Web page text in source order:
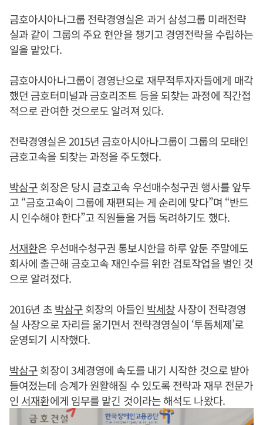
금호아시아나그룹 전략경영실은 과거 삼성그룹 미래전략
실과 같이 그룹의 주요 현안을 챙기고 경영전략을 수립하는
일을 맡았다.
금호아시아나그룹이 경영난으로 재무적투자자들에게 매각
했던 금호터미널과 금호리조트 등을 되찾는 과정에 직간접
적으로 관여한 것으로도 알려져 있다.
전략경영실은 2015년 금호아시아나그룹이 그룹의 모태인
금호고속을 되찾는 과정을 주도했다.
박삼구회장은 당시 금호고속 우선매수청구권 행사를 앞두
고 “금호고속이 그룹에 재편되는 게 순리에 맞다”며 “반드
시 인수해야 한다”고 직원들을 거듭 독려하기도 했다.
서재환은 우선매수청구권 통보시한을 하루 앞둔 주말에도
회사에 출근해 금호고속 재인수를 위한 검토작업을 벌인 것
으로 알려졌다.
2016년 초박삼구회장의 아들인 박세창사장이 전략경영
실 사장으로 자리를 옮기면서 전략경영실이 ‘투톱체제’로
운영되기 시작했다.
박삼구회장이 3세경영에 속도를 내기 시작한 것으로 받아
들여졌는데 승계가 원활해질 수 있도록 전략과 재무 전문가
인 서재환에게 임무를 맡긴 것이라는 해석도 나왔다.